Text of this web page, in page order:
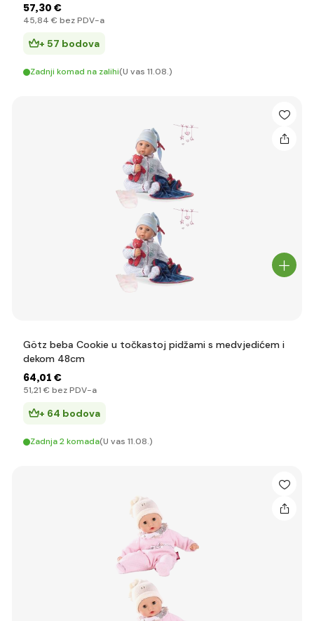
57,30 €
45,84 € bez PDV-a
+ 57 bodova
Zadnji komad na zalihi(U vas 11.08.)
Götz beba Cookie u točkastoj pidžami s medvjedićem i
dekom 48cm
64,01 €
51,21 € bez PDV-a
+ 64 bodova
Zadnja 2 komada(U vas 11.08.)